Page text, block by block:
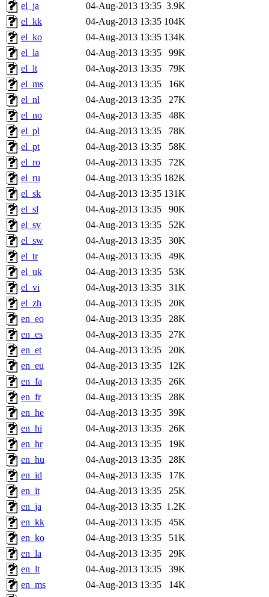
el_ja
04-Aug-2013 13:35 3.9K
el_kk
04-Aug-2013 13:35 104K
el_ko
04-Aug-2013 13:35 134K
el_la
04-Aug-2013 13:35
99K
el_lt
04-Aug-2013 13:35
79K
el_ms
04-Aug-2013 13:35
16K
el_nl
04-Aug-2013 13:35
27K
el_no
04-Aug-2013 13:35
48K
el_pl
04-Aug-2013 13:35
78K
el_pt
04-Aug-2013 13:35
58K
el_ro
04-Aug-2013 13:35
72K
el_ru
04-Aug-2013 13:35 182K
el_sk
04-Aug-2013 13:35 131K
el_sl
04-Aug-2013 13:35
90K
el_sv
04-Aug-2013 13:35
52K
el_sw
04-Aug-2013 13:35
30K
el_tr
04-Aug-2013 13:35
49K
el_uk
04-Aug-2013 13:35
53K
el_vi
04-Aug-2013 13:35
31K
el_zh
04-Aug-2013 13:35
20K
en_eo
04-Aug-2013 13:35
28K
en_es
04-Aug-2013 13:35
27K
en_et
04-Aug-2013 13:35
20K
en_eu
04-Aug-2013 13:35
12K
en_fa
04-Aug-2013 13:35
26K
en_fr
04-Aug-2013 13:35
28K
en_he
04-Aug-2013 13:35
39K
en_hi
04-Aug-2013 13:35
26K
en_hr
04-Aug-2013 13:35
19K
en_hu
04-Aug-2013 13:35
28K
en_id
04-Aug-2013 13:35
17K
en_it
04-Aug-2013 13:35
25K
en_ja
04-Aug-2013 13:35 1.2K
en_kk
04-Aug-2013 13:35
45K
en_ko
04-Aug-2013 13:35
51K
en_la
04-Aug-2013 13:35
29K
en_lt
04-Aug-2013 13:35
39K
en_ms
04-Aug-2013 13:35
14K